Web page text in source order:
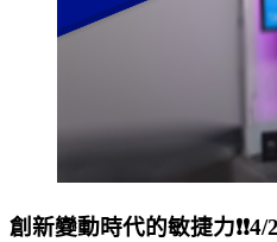
創新變動時代的敏捷力❗❗4/